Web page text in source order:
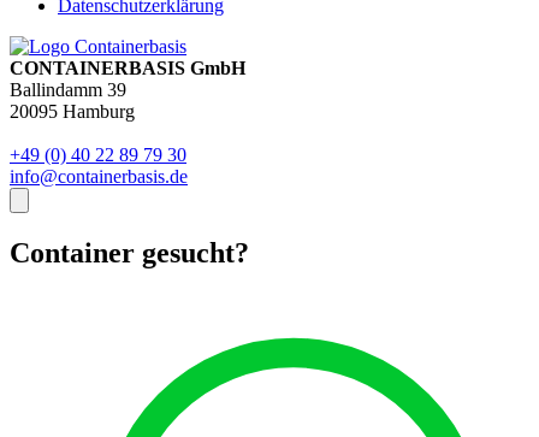
Datenschutzerklärung
CONTAINERBASIS GmbH
Ballindamm 39
20095 Hamburg
+49 (0) 40 22 89 79 30
info@containerbasis.de
Container gesucht?